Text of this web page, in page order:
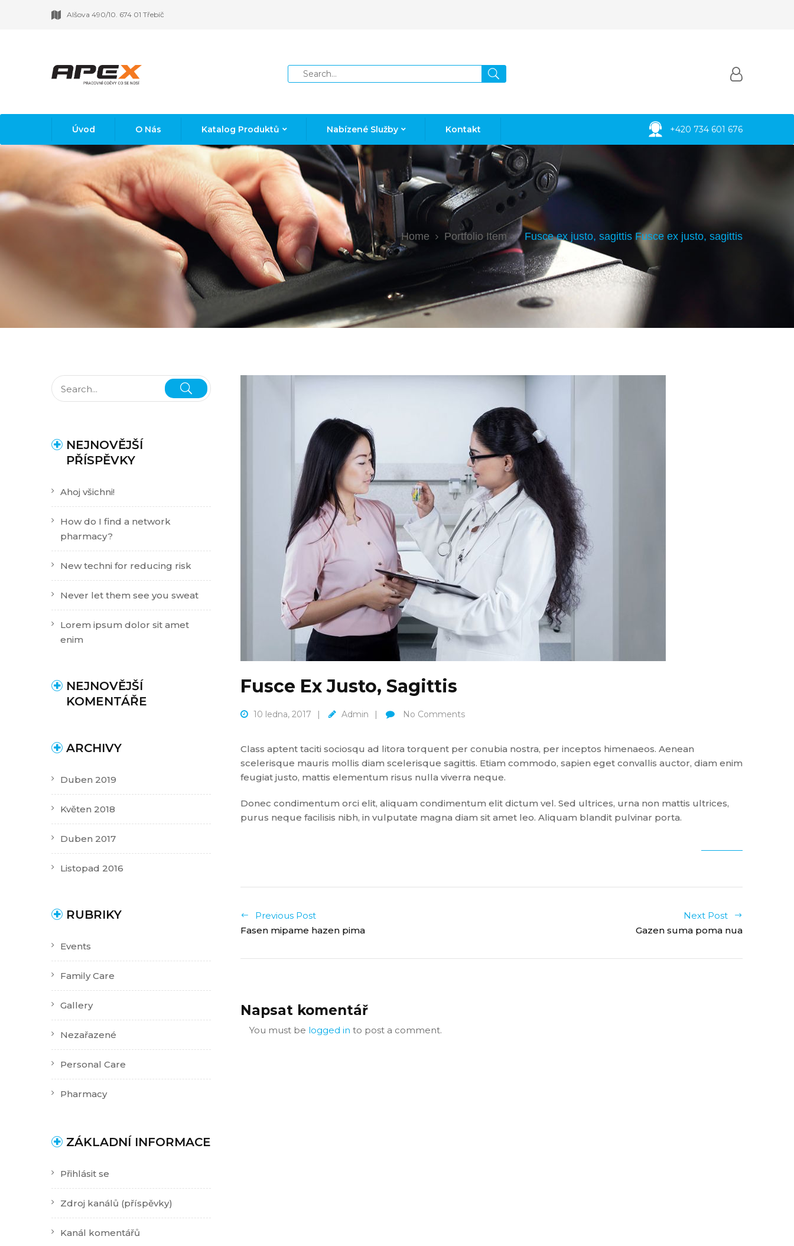
Alšova 490/10. 674 01 Třebíč
Úvod O Nás Katalog Produktů Nabízené Služby Kontakt +420 734 601 676
Home Portfolio Item Fusce ex justo, sagittis Fusce ex justo, sagittis
NEJNOVĚJŠÍ
PŘÍSPĚVKY
Ahoj všichni!
How do I find a network
pharmacy?
New techni for reducing risk
Never let them see you sweat
Lorem ipsum dolor sit amet
enim
NEJNOVĚJŠÍ
KOMENTÁŘE
ARCHIVY
Duben 2019
Květen 2018
Duben 2017
Listopad 2016
RUBRIKY
Events
Family Care
Gallery
Nezařazené
Personal Care
Pharmacy
ZÁKLADNÍ INFORMACE
Přihlásit se
Zdroj kanálů (příspěvky)
Kanál komentářů
Fusce Ex Justo, Sagittis
10 ledna, 2017 Admin No Comments
Class aptent taciti sociosqu ad litora torquent per conubia nostra, per inceptos himenaeos. Aenean
scelerisque mauris mollis diam scelerisque sagittis. Etiam commodo, sapien eget convallis auctor, diam enim
feugiat justo, mattis elementum risus nulla viverra neque.
Donec condimentum orci elit, aliquam condimentum elit dictum vel. Sed ultrices, urna non mattis ultrices,
purus neque facilisis nibh, in vulputate magna diam sit amet leo. Aliquam blandit pulvinar porta.
Previous Post
Fasen mipame hazen pima
Next Post
Gazen suma poma nua
Napsat komentář
You must be logged in to post a comment.